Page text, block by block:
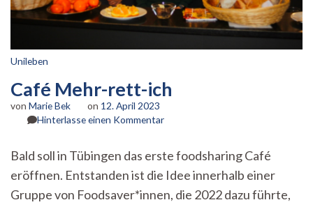
Unileben
Café Mehr-rett-ich
von Marie Bek on 12. April 2023
Hinterlasse einen Kommentarzu
rett-
ich
Bald soll in Tübingen das erste foodsharing Café
eröffnen. Entstanden ist die Idee innerhalb einer
Gruppe von Foodsaver*innen, die 2022 dazu führte,